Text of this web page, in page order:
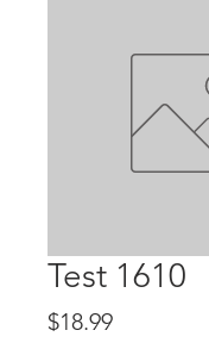
Test 1610
$18.99価格